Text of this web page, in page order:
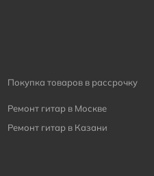
Покупка товаров в рассрочку
Ремонт гитар в Москве
Ремонт гитар в Казани